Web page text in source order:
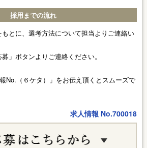
採用までの流れ
とに、選考方法について担当よりご連絡い
」ボタンよりご連絡ください。
No.（６ケタ）」をお伝え頂くとスムーズで
求人情報 No.700018